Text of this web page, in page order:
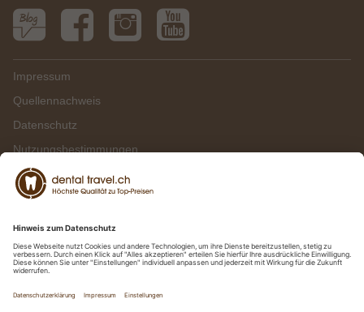
Impressum
Quellennachweis
Datenschutz
Nutzungsbestimmungen
Presse & TV
RTL: Zahnbehandlung Ungarn
Kundenmagazin
Preisbeispiele Ungarn
Einstellungen
Blog